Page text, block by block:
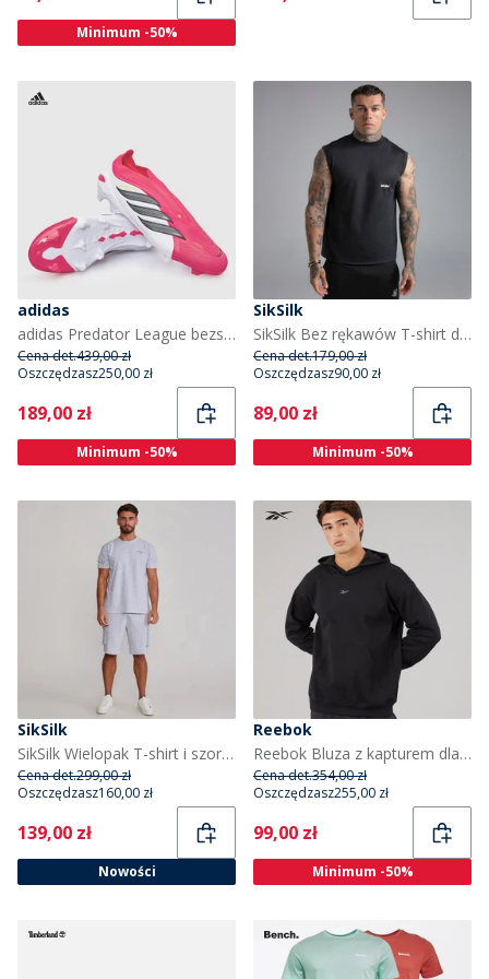
Minimum -50%
adidas
adidas Predator League bezsznurowe Pakiet Stworzone do Goli FG na twardą nawierzchnię korki piłkarskie dla niego kolor Lucid Red/Core Black/Cloud White
Cena det.439,00 zł
Oszczędzasz250,00 zł
Current
189,00 zł
Minimum -50%
SikSilk
SikSilk Bez rękawów T-shirt dla niego kolor Czarny
Cena det.179,00 zł
Oszczędzasz90,00 zł
Current
89,00 zł
Minimum -50%
SikSilk
SikSilk Wielopak T-shirt i szorty dla niego kolor Grey Marl
Cena det.299,00 zł
Oszczędzasz160,00 zł
Current
139,00 zł
Nowości
Reebok
Reebok Bluza z kapturem dla niego kolor Czarny
Cena det.354,00 zł
Oszczędzasz255,00 zł
Current
99,00 zł
Minimum -50%